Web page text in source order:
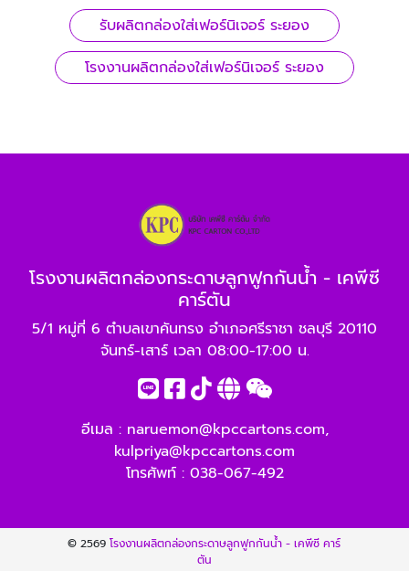
รับผลิตกล่องใส่เฟอร์นิเจอร์ ระยอง
โรงงานผลิตกล่องใส่เฟอร์นิเจอร์ ระยอง
โรงงานผลิตกล่องกระดาษลูกฟูกกันน้ำ - เคพีซี
คาร์ตัน
5/1 หมู่ที่ 6 ตำบลเขาคันทรง อำเภอศรีราชา ชลบุรี 20110
จันทร์-เสาร์ เวลา 08:00-17:00 น.
อีเมล : naruemon@kpccartons.com,
kulpriya@kpccartons.com
โทรศัพท์ : 038-067-492
© 2569โรงงานผลิตกล่องกระดาษลูกฟูกกันน้ำ - เคพีซี คาร์
ตัน